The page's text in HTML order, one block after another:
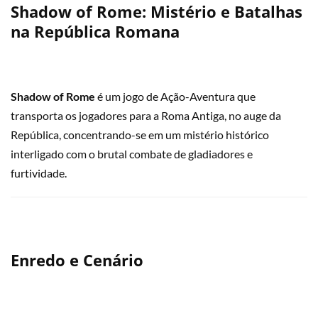
Shadow of Rome: Mistério e Batalhas
na República Romana
Shadow of Rome é um jogo de Ação-Aventura que
transporta os jogadores para a Roma Antiga, no auge da
República, concentrando-se em um mistério histórico
interligado com o brutal combate de gladiadores e
furtividade.
Enredo e Cenário